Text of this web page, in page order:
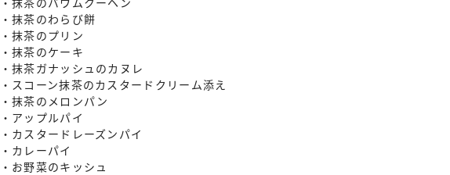
・抹茶のわらび餅
・抹茶のプリン
・抹茶のケーキ
・抹茶ガナッシュのカヌレ
・スコーン抹茶のカスタードクリーム添え
・抹茶のメロンパン
・アップルパイ
・カスタードレーズンパイ
・カレーパイ
・お野菜のキッシュ